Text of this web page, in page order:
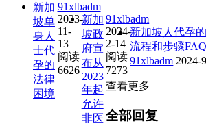
新加
坡单
身人
士代
孕的
法律
困境
91xlbadm
2023-
11-
13
阅读
6626
新加
坡政
府宣
布从
2023
年起
允许
非医
91xlbadm
2024-
2-14
阅读
7273
新加坡人代孕
流程和步骤FAQ
91xlbadm 2024-
查看更多
全部回复